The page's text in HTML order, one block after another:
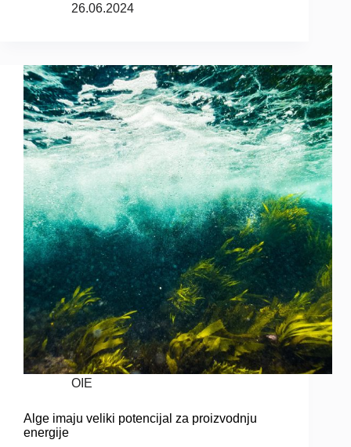
26.06.2024
OIE
Alge imaju veliki potencijal za proizvodnju
energije